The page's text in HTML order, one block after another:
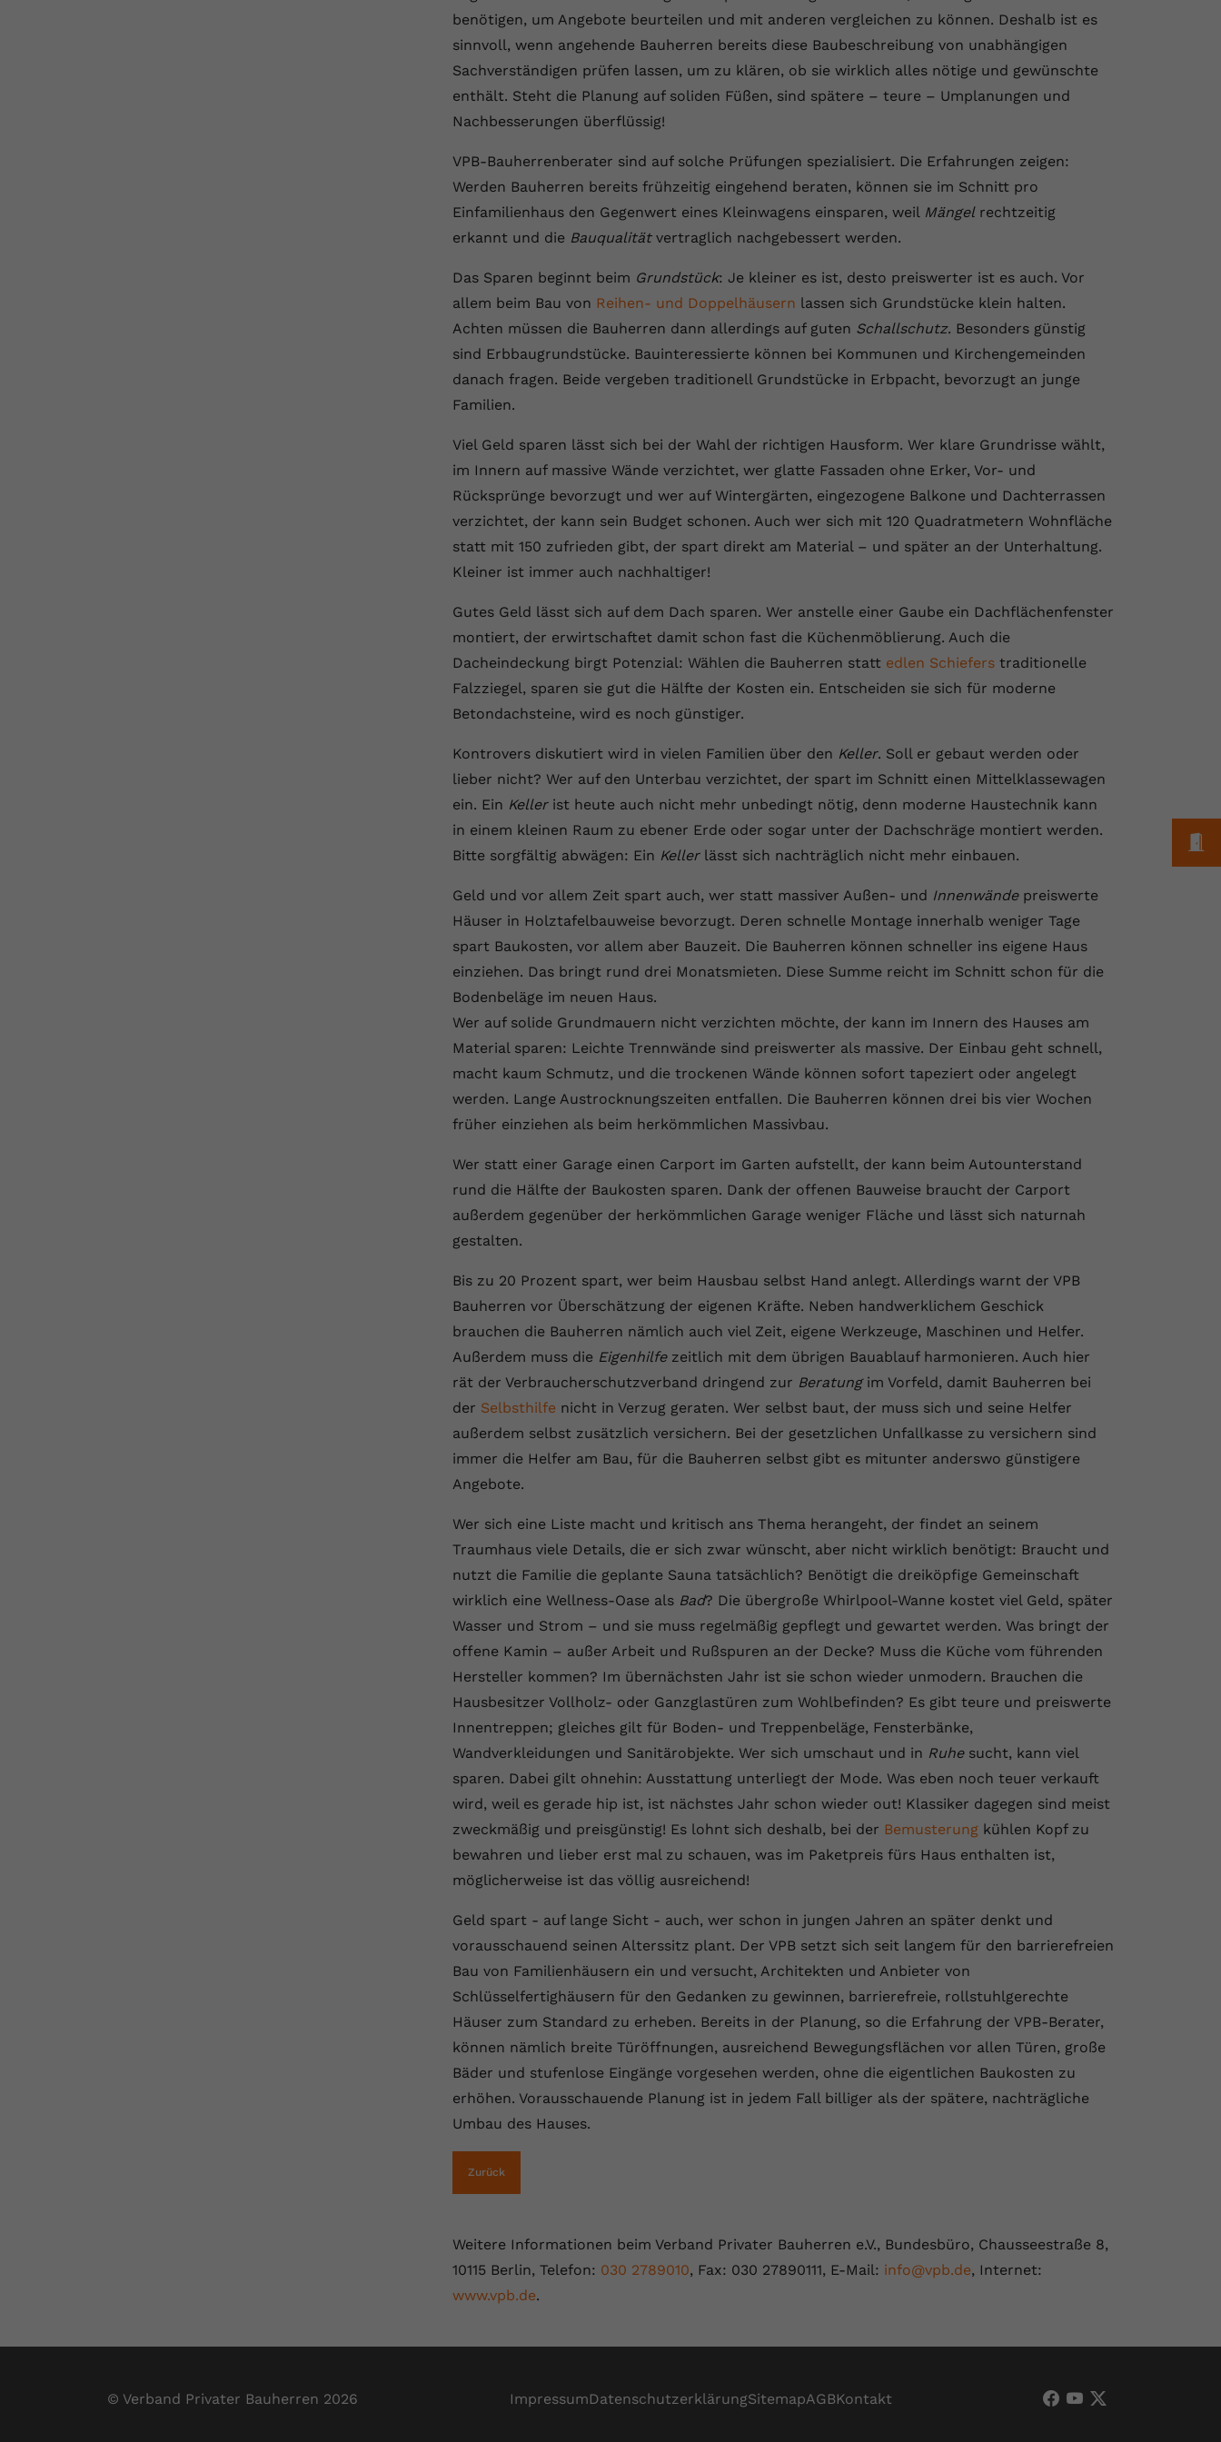
benötigen, um Angebote beurteilen und mit anderen vergleichen zu können. Deshalb ist es
sinnvoll, wenn angehende Bauherren bereits diese Baubeschreibung von unabhängigen
Sachverständigen prüfen lassen, um zu klären, ob sie wirklich alles nötige und gewünschte
enthält. Steht die Planung auf soliden Füßen, sind spätere – teure – Umplanungen und
Nachbesserungen überflüssig!
VPB-Bauherrenberater sind auf solche Prüfungen spezialisiert. Die Erfahrungen zeigen:
Werden Bauherren bereits frühzeitig eingehend beraten, können sie im Schnitt pro
Einfamilienhaus den Gegenwert eines Kleinwagens einsparen, weil Mängelrechtzeitig
erkannt und die Bauqualitätvertraglich nachgebessert werden.
Das Sparen beginnt beim Grundstück: Je kleiner es ist, desto preiswerter ist es auch. Vor
allem beim Bau von Reihen- und Doppelhäusern lassen sich Grundstücke klein halten.
Achten müssen die Bauherren dann allerdings auf guten Schallschutz. Besonders günstig
sind Erbbaugrundstücke. Bauinteressierte können bei Kommunen und Kirchengemeinden
danach fragen. Beide vergeben traditionell Grundstücke in Erbpacht, bevorzugt an junge
Familien.
Viel Geld sparen lässt sich bei der Wahl der richtigen Hausform. Wer klare Grundrisse wählt,
im Innern auf massive Wände verzichtet, wer glatte Fassaden ohne Erker, Vor- und
Rücksprünge bevorzugt und wer auf Wintergärten, eingezogene Balkone und Dachterrassen
verzichtet, der kann sein Budget schonen. Auch wer sich mit 120 Quadratmetern Wohnfläche
statt mit 150 zufrieden gibt, der spart direkt am Material – und später an der Unterhaltung.
Kleiner ist immer auch nachhaltiger!
Gutes Geld lässt sich auf dem Dach sparen. Wer anstelle einer Gaube ein Dachflächenfenster
montiert, der erwirtschaftet damit schon fast die Küchenmöblierung. Auch die
Dacheindeckung birgt Potenzial: Wählen die Bauherren statt edlen Schiefers traditionelle
Falzziegel, sparen sie gut die Hälfte der Kosten ein. Entscheiden sie sich für moderne
Betondachsteine, wird es noch günstiger.
Kontrovers diskutiert wird in vielen Familien über den Keller. Soll er gebaut werden oder
lieber nicht? Wer auf den Unterbau verzichtet, der spart im Schnitt einen Mittelklassewagen
ein. Ein Kellerist heute auch nicht mehr unbedingt nötig, denn moderne Haustechnik kann
in einem kleinen Raum zu ebener Erde oder sogar unter der Dachschräge montiert werden.
Bitte sorgfältig abwägen: Ein Kellerlässt sich nachträglich nicht mehr einbauen.
Geld und vor allem Zeit spart auch, wer statt massiver Außen- und Innenwändepreiswerte
Häuser in Holztafelbauweise bevorzugt. Deren schnelle Montage innerhalb weniger Tage
spart Baukosten, vor allem aber Bauzeit. Die Bauherren können schneller ins eigene Haus
einziehen. Das bringt rund drei Monatsmieten. Diese Summe reicht im Schnitt schon für die
Bodenbeläge im neuen Haus.
Wer auf solide Grundmauern nicht verzichten möchte, der kann im Innern des Hauses am
Material sparen: Leichte Trennwände sind preiswerter als massive. Der Einbau geht schnell,
macht kaum Schmutz, und die trockenen Wände können sofort tapeziert oder angelegt
werden. Lange Austrocknungszeiten entfallen. Die Bauherren können drei bis vier Wochen
früher einziehen als beim herkömmlichen Massivbau.
Wer statt einer Garage einen Carport im Garten aufstellt, der kann beim Autounterstand
rund die Hälfte der Baukosten sparen. Dank der offenen Bauweise braucht der Carport
außerdem gegenüber der herkömmlichen Garage weniger Fläche und lässt sich naturnah
gestalten.
Bis zu 20 Prozent spart, wer beim Hausbau selbst Hand anlegt. Allerdings warnt der VPB
Bauherren vor Überschätzung der eigenen Kräfte. Neben handwerklichem Geschick
brauchen die Bauherren nämlich auch viel Zeit, eigene Werkzeuge, Maschinen und Helfer.
Außerdem muss die Eigenhilfezeitlich mit dem übrigen Bauablauf harmonieren. Auch hier
rät der Verbraucherschutzverband dringend zur Beratungim Vorfeld, damit Bauherren bei
der Selbsthilfe nicht in Verzug geraten. Wer selbst baut, der muss sich und seine Helfer
außerdem selbst zusätzlich versichern. Bei der gesetzlichen Unfallkasse zu versichern sind
immer die Helfer am Bau, für die Bauherren selbst gibt es mitunter anderswo günstigere
Angebote.
Wer sich eine Liste macht und kritisch ans Thema herangeht, der findet an seinem
Traumhaus viele Details, die er sich zwar wünscht, aber nicht wirklich benötigt: Braucht und
nutzt die Familie die geplante Sauna tatsächlich? Benötigt die dreiköpfige Gemeinschaft
wirklich eine Wellness-Oase als Bad? Die übergroße Whirlpool-Wanne kostet viel Geld, später
Wasser und Strom – und sie muss regelmäßig gepflegt und gewartet werden. Was bringt der
offene Kamin – außer Arbeit und Rußspuren an der Decke? Muss die Küche vom führenden
Hersteller kommen? Im übernächsten Jahr ist sie schon wieder unmodern. Brauchen die
Hausbesitzer Vollholz- oder Ganzglastüren zum Wohlbefinden? Es gibt teure und preiswerte
Innentreppen; gleiches gilt für Boden- und Treppenbeläge, Fensterbänke,
Wandverkleidungen und Sanitärobjekte. Wer sich umschaut und in Ruhesucht, kann viel
sparen. Dabei gilt ohnehin: Ausstattung unterliegt der Mode. Was eben noch teuer verkauft
wird, weil es gerade hip ist, ist nächstes Jahr schon wieder out! Klassiker dagegen sind meist
zweckmäßig und preisgünstig! Es lohnt sich deshalb, bei der Bemusterung kühlen Kopf zu
bewahren und lieber erst mal zu schauen, was im Paketpreis fürs Haus enthalten ist,
möglicherweise ist das völlig ausreichend!
Geld spart - auf lange Sicht - auch, wer schon in jungen Jahren an später denkt und
vorausschauend seinen Alterssitz plant. Der VPB setzt sich seit langem für den barrierefreien
Bau von Familienhäusern ein und versucht, Architekten und Anbieter von
Schlüsselfertighäusern für den Gedanken zu gewinnen, barrierefreie, rollstuhlgerechte
Häuser zum Standard zu erheben. Bereits in der Planung, so die Erfahrung der VPB-Berater,
können nämlich breite Türöffnungen, ausreichend Bewegungsflächen vor allen Türen, große
Bäder und stufenlose Eingänge vorgesehen werden, ohne die eigentlichen Baukosten zu
erhöhen. Vorausschauende Planung ist in jedem Fall billiger als der spätere, nachträgliche
Umbau des Hauses.
Zurück
Weitere Informationen beim Verband Privater Bauherren e.V., Bundesbüro, Chausseestraße 8,
10115 Berlin, Telefon: 030 2789010, Fax: 030 27890111, E-Mail: info@vpb.de, Internet:
www.vpb.de.
© Verband Privater Bauherren 2026 ImpressumDatenschutzerklärungSitemapAGBKontakt
VPB Verband
VPB Verband
VPB Verband
Zweck
generierte ID, für die historische
Speicherung Ihrer vorgenommen
Einstellungen, falls der Webseiten-Betreiber
dies eingestellt hat.
Name fe_typo_user
Anbieter VPB.de
Dieses Cookie wird verwendet, um die
ermöglichen.
Zweck
Wird von Google Ads für das Conversion-
Tracking verwendet, um Werbeklicks der
Nutzung auf unserer Website zuzuordnen.
zusätzliche Informationen anzubieten.
Anbieter vimeo.com
Zweck
Tracking-Informationen zu sammeln, indem
es eine eindeutige ID zum Einbetten von
Videos auf der Website setzt.
Anbieter youtube.com
Laufzeit 2 Jahre
anonyme statistische Daten.
yt-remote-device-id
Anbieter Youtube.com
Zweck
Videopräferenzen des Benutzers zu
speichern, der eingebettete YouTube-Videos
verwendet.
yt.innertube::requests
Anbieter youtube.com
Laufzeit Session
Zweck
Dieser von YouTube gesetzte Cookie
darüber zu speichern, welche Videos von
YouTube der Nutzer gesehen hat.
Name yt.innertube::nextId
Anbieter Youtube.com
Laufzeit Session
Zweck
Dieser von YouTube gesetzte Cookie
registriert eine eindeutige ID, um Daten
YouTube der Nutzer gesehen hat.
Name yt-remote-connected-devices
Anbieter
Zweck
YouTube setzt diesen Cookie, um die
Videopräferenzen des Nutzers zu speichern,
Cookie-Informationen anzeigen